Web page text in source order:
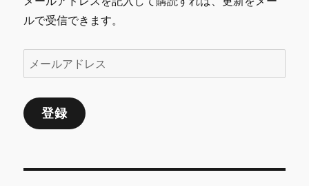
ルで受信できます。
ー
ル
ア
ス
登録